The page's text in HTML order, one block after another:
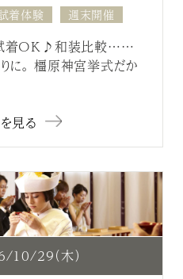
着体験 週末開催
試着OK♪和装比較……
に。 橿原神宮挙式だか
見る
10/29（木）